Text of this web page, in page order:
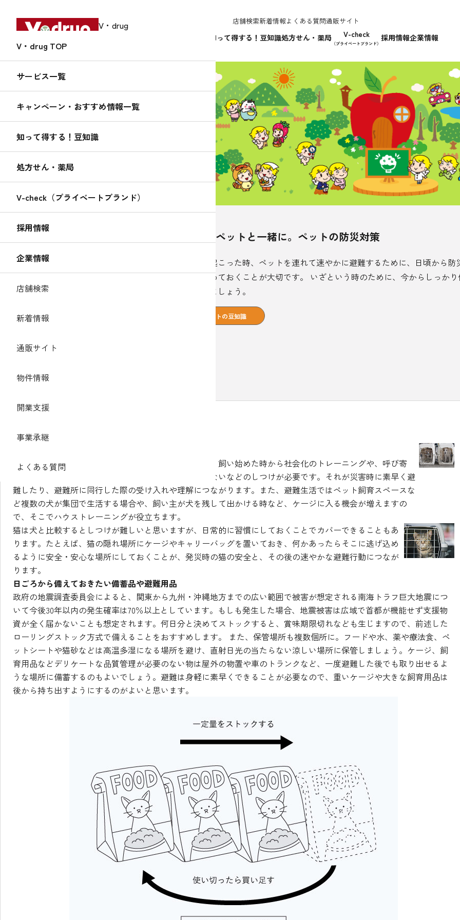
V・drug
店舗検索新着情報よくある質問通販サイト
知って得する！豆知識処方せん・薬局 V-check
（プライベートブランド）
採用情報企業情報
V・drug TOP
サービス一覧
キャンペーン・おすすめ情報一覧
知って得する！豆知識
処方せん・薬局
V-check（プライベートブランド）
採用情報
企業情報
店舗検索
新着情報
通販サイト
物件情報
開業支援
事業承継
よくある質問
知って得する！
くすりんの
豆知識
2020.10.01
大切なペットと一緒に。ペットの防災対策
災害が起こった時、ペットを連れて速やかに避難するために、日頃から防
識を高めておくことが大切です。 いざという時のために、今からしっかり
ておきましょう。
ペットの豆知識
災害に備えたしつけと健康管理のポイント
そもそも犬は人間と一緒に社会参加する動物ですから、飼い始めた時から社会化のトレーニングや、呼び寄
せ、待たせること、人に飛びつかない、無駄吠えをしないなどのしつけが必要です。それが災害時に素早く避
難したり、避難所に同行した際の受け入れや理解につながります。また、避難生活ではペット飼育スペースな
ど複数の犬が集団で生活する場合や、飼い主が犬を残して出かける時など、ケージに入る機会が増えますの
で、そこでハウストレーニングが役立ちます。
猫は犬と比較するとしつけが難しいと思いますが、日常的に習慣にしておくことでカバーできることもあ
ります。たとえば、猫の隠れ場所にケージやキャリーバッグを置いておき、何かあったらそこに逃げ込め
るように安全・安心な場所にしておくことが、発災時の猫の安全と、その後の速やかな避難行動につなが
ります。
日ごろから備えておきたい備蓄品や避難用品
政府の地震調査委員会によると、関東から九州・沖縄地方までの広い範囲で被害が想定される南海トラフ巨大地震につ
いて今後30年以内の発生確率は70％以上としています。もしも発生した場合、地震被害は広域で首都が機能せず支援物
資が全く届かないことも想定されます。何日分と決めてストックすると、賞味期限切れなども生じますので、前述した
ローリングストック方式で備えることをおすすめします。 また、保管場所も複数個所に。フードや水、薬や療法食、ペ
ットシートや猫砂などは高温多湿になる場所を避け、直射日光の当たらない涼しい場所に保管しましょう。ケージ、飼
育用品などデリケートな品質管理が必要のない物は屋外の物置や車のトランクなど、一度避難した後でも取り出せるよ
うな場所に備蓄するのもよいでしょう。避難は身軽に素早くできることが必要なので、重いケージや大きな飼育用品は
後から持ち出すようにするのがよいと思います。